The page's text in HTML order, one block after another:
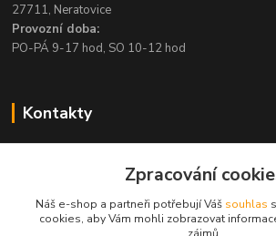
27711, Neratovice
Provozní doba:
PO-PÁ 9-17 hod, SO 10-12 hod
Kontakty
PO-PÁ / 9-17 hod, SO 10-12 hod
info@rapid-autohifi.com
Zpracování
Náš e-shop a partneři potřebují Váš souhlas
cookies, aby Vám mohli zobrazovat